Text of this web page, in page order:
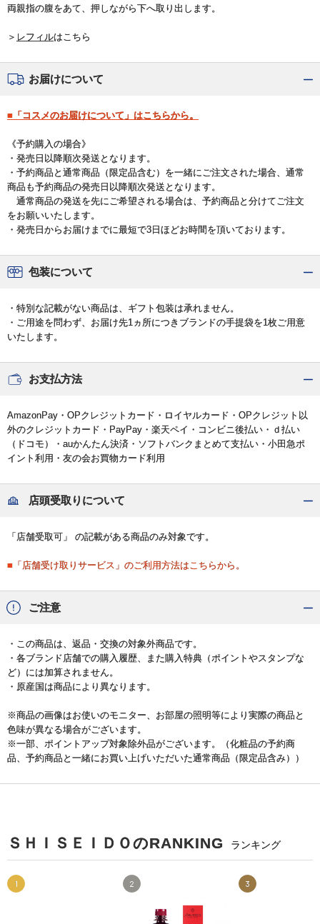
両親指の腹をあて、押しながら下へ取り出します。
＞ レフィルはこちら
お届けについて
■「コスメのお届けについて」はこちらから。
《予約購入の場合》
・発売日以降順次発送となります。
・予約商品と通常商品（限定品含む）を一緒にご注文された場合、通常
商品も予約商品の発売日以降順次発送となります。
通常商品の発送を先にご希望される場合は、予約商品と分けてご注文
をお願いいたします。
・発売日からお届けまでに最短で3日ほどお時間を頂いております。
包装について
・特別な記載がない商品は、ギフト包装は承れません。
・ご用途を問わず、お届け先1ヵ所につきブランドの手提袋を1枚ご用意
いたします。
お支払方法
AmazonPay・OPクレジットカード・ロイヤルカード・OPクレジット以
外のクレジットカード・PayPay・楽天ペイ・コンビニ後払い・ｄ払い
（ドコモ）・auかんたん決済・ソフトバンクまとめて支払い・小田急ポ
イント利用・友の会お買物カード利用
店頭受取りについて
「店舗受取可」 の記載がある商品のみ対象です。
■「店舗受け取りサービス」のご利用方法はこちらから。
ご注意
・この商品は、返品・交換の対象外商品です。
・各ブランド店舗での購入履歴、また購入特典（ポイントやスタンプな
ど）には加算されません。
・原産国は商品により異なります。
※商品の画像はお使いのモニター、お部屋の照明等により実際の商品と
色味が異なる場合がございます。
※一部、ポイントアップ対象除外品がございます。（化粧品の予約商
品、予約商品と一緒にお買い上げいただいた通常商品（限定品含み））
ＳＨＩＳＥＩＤＯのRANKING ランキング
1 2 3